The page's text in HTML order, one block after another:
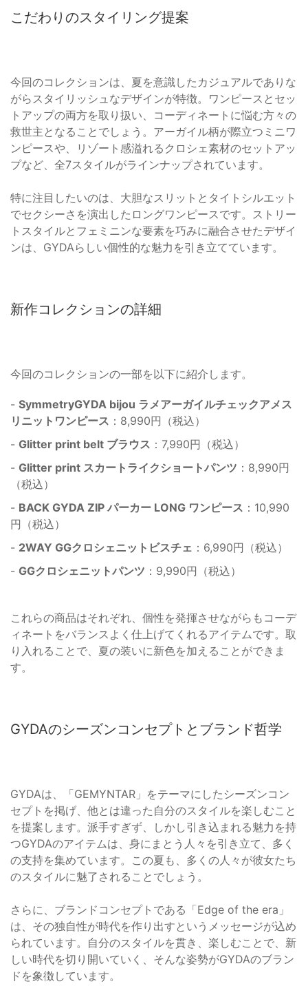
こだわりのスタイリング提案
今回のコレクションは、夏を意識したカジュアルでありな
がらスタイリッシュなデザインが特徴。ワンピースとセッ
トアップの両方を取り扱い、コーディネートに悩む方々の
救世主となることでしょう。アーガイル柄が際立つミニワ
ンピースや、リゾート感溢れるクロシェ素材のセットアッ
プなど、全7スタイルがラインナップされています。
特に注目したいのは、大胆なスリットとタイトシルエット
でセクシーさを演出したロングワンピースです。ストリー
トスタイルとフェミニンな要素を巧みに融合させたデザイ
ンは、GYDAらしい個性的な魅力を引き立てています。
新作コレクションの詳細
今回のコレクションの一部を以下に紹介します。
- SymmetryGYDA bijou ラメアーガイルチェックアメス
リニットワンピース ：8,990円（税込）
- Glitter print belt ブラウス ：7,990円（税込）
- Glitter print スカートライクショートパンツ ：8,990円
（税込）
- BACK GYDA ZIP パーカー LONG ワンピース ：10,990
円（税込）
- 2WAY GGクロシェニットビスチェ ：6,990円（税込）
- GGクロシェニットパンツ ：9,990円（税込）
これらの商品はそれぞれ、個性を発揮させながらもコーデ
ィネートをバランスよく仕上げてくれるアイテムです。取
り入れることで、夏の装いに新色を加えることができま
す。
GYDAのシーズンコンセプトとブランド哲学
GYDAは、「GEMYNTAR」をテーマにしたシーズンコン
セプトを掲げ、他とは違った自分のスタイルを楽しむこと
を提案します。派手すぎず、しかし引き込まれる魅力を持
つGYDAのアイテムは、身にまとう人々を引き立て、多く
の支持を集めています。この夏も、多くの人々が彼女たち
のスタイルに魅了されることでしょう。
さらに、ブランドコンセプトである「Edge of the era」
は、その独自性が時代を作り出すというメッセージが込め
られています。自分のスタイルを貫き、楽しむことで、新
しい時代を切り開いていく、そんな姿勢がGYDAのブラン
ドを象徴しています。